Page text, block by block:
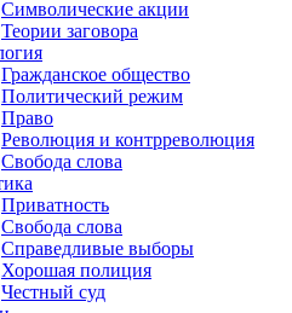
Символические акции
Теории заговора
Гражданское общество
Политический режим
Право
Революция и контрреволюция
Свобода слова
Приватность
Свобода слова
Справедливые выборы
Хорошая полиция
Честный суд